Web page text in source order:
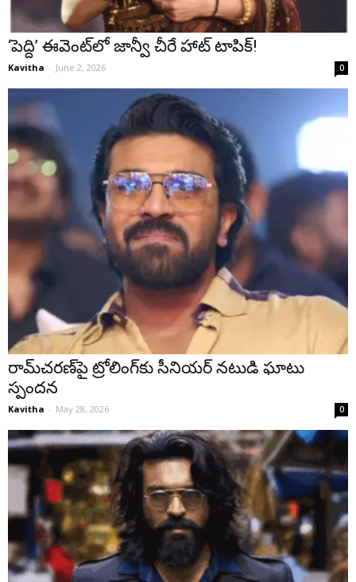
‘పెద్ది’ ఈవెంట్‌లో జాన్వీ చీరే హాట్ టాపిక్!
Kavitha - June 2, 2026 0
రామ్‌చరణ్‌పై ట్రోలింగ్‌కు సీనియర్ నటుడి ఘాటు
స్పందన
Kavitha - May 28, 2026 0